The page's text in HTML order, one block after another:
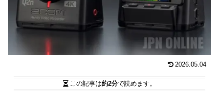
2026.05.04
この記事は約2分で読めます。